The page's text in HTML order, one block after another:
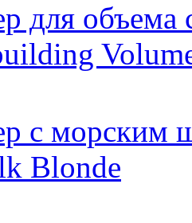
для
с морским
Blonde